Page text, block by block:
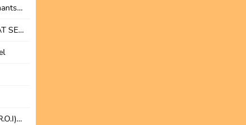
PMS PSE POLE : 3 intervenants de 1ère ligne
QUALITE DE VIE ET CLIMAT SEREIN à l'école
PROJET ET REGLEMENT ( R.O.I) DE L'ECOLE JACQUES BREL